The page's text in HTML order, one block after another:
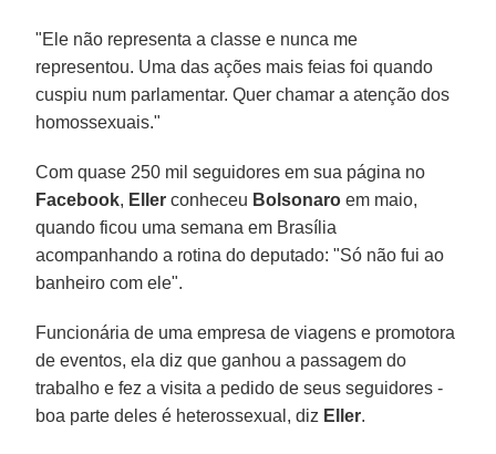
"Ele não representa a classe e nunca me
representou. Uma das ações mais feias foi quando
cuspiu num parlamentar. Quer chamar a atenção dos
homossexuais."
Com quase 250 mil seguidores em sua página no
Facebook, Eller conheceu Bolsonaro em maio,
quando ficou uma semana em Brasília
acompanhando a rotina do deputado: "Só não fui ao
banheiro com ele".
Funcionária de uma empresa de viagens e promotora
de eventos, ela diz que ganhou a passagem do
trabalho e fez a visita a pedido de seus seguidores -
boa parte deles é heterossexual, diz Eller.